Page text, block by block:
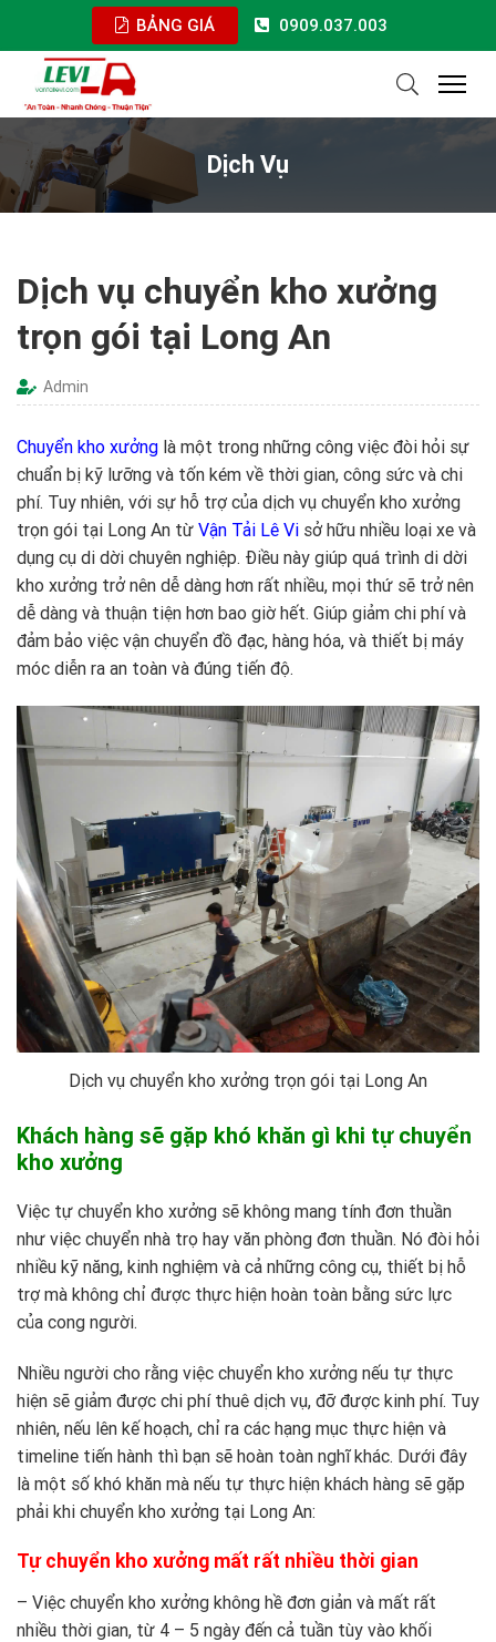
BẢNG GIÁ 0909.037.003
Dịch Vụ
Dịch vụ chuyển kho xưởng
trọn gói tại Long An
Admin
Chuyển kho xưởng là một trong những công việc đòi hỏi sự
chuẩn bị kỹ lưỡng và tốn kém về thời gian, công sức và chi
phí. Tuy nhiên, với sự hỗ trợ của dịch vụ chuyển kho xưởng
trọn gói tại Long An từ Vận Tải Lê Vi sở hữu nhiều loại xe và
dụng cụ di dời chuyên nghiệp. Điều này giúp quá trình di dời
kho xưởng trở nên dễ dàng hơn rất nhiều, mọi thứ sẽ trở nên
dễ dàng và thuận tiện hơn bao giờ hết. Giúp giảm chi phí và
đảm bảo việc vận chuyển đồ đạc, hàng hóa, và thiết bị máy
móc diễn ra an toàn và đúng tiến độ.
Dịch vụ chuyển kho xưởng trọn gói tại Long An
Khách hàng sẽ gặp khó khăn gì khi tự chuyển
kho xưởng
Việc tự chuyển kho xưởng sẽ không mang tính đơn thuần
như việc chuyển nhà trọ hay văn phòng đơn thuần. Nó đòi hỏi
nhiều kỹ năng, kinh nghiệm và cả những công cụ, thiết bị hỗ
trợ mà không chỉ được thực hiện hoàn toàn bằng sức lực
của cong người.
Nhiều người cho rằng việc chuyển kho xưởng nếu tự thực
hiện sẽ giảm được chi phí thuê dịch vụ, đỡ được kinh phí. Tuy
nhiên, nếu lên kế hoạch, chỉ ra các hạng mục thực hiện và
timeline tiến hành thì bạn sẽ hoàn toàn nghĩ khác. Dưới đây
là một số khó khăn mà nếu tự thực hiện khách hàng sẽ gặp
phải khi chuyển kho xưởng tại Long An:
Tự chuyển kho xưởng mất rất nhiều thời gian
– Việc chuyển kho xưởng không hề đơn giản và mất rất
nhiều thời gian, từ 4 – 5 ngày đến cả tuần tùy vào khối